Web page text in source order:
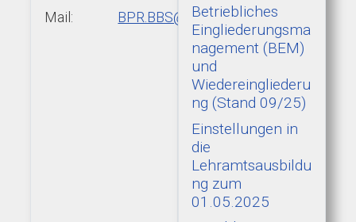
Mail:
BPR.BBS@add.rlp.de
Betriebliches
Eingliederungsma
nagement (BEM)
und
Wiedereingliederu
ng (Stand 09/25)
Einstellungen in
die
Lehramtsausbildu
ng zum
01.05.2025